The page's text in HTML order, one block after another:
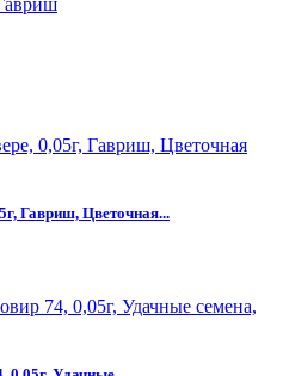
Гавриш, Цветочная...